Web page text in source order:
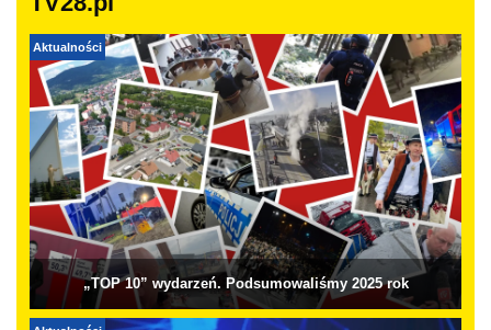
Aktualności
„TOP 10” wydarzeń. Podsumowaliśmy 2025 rok